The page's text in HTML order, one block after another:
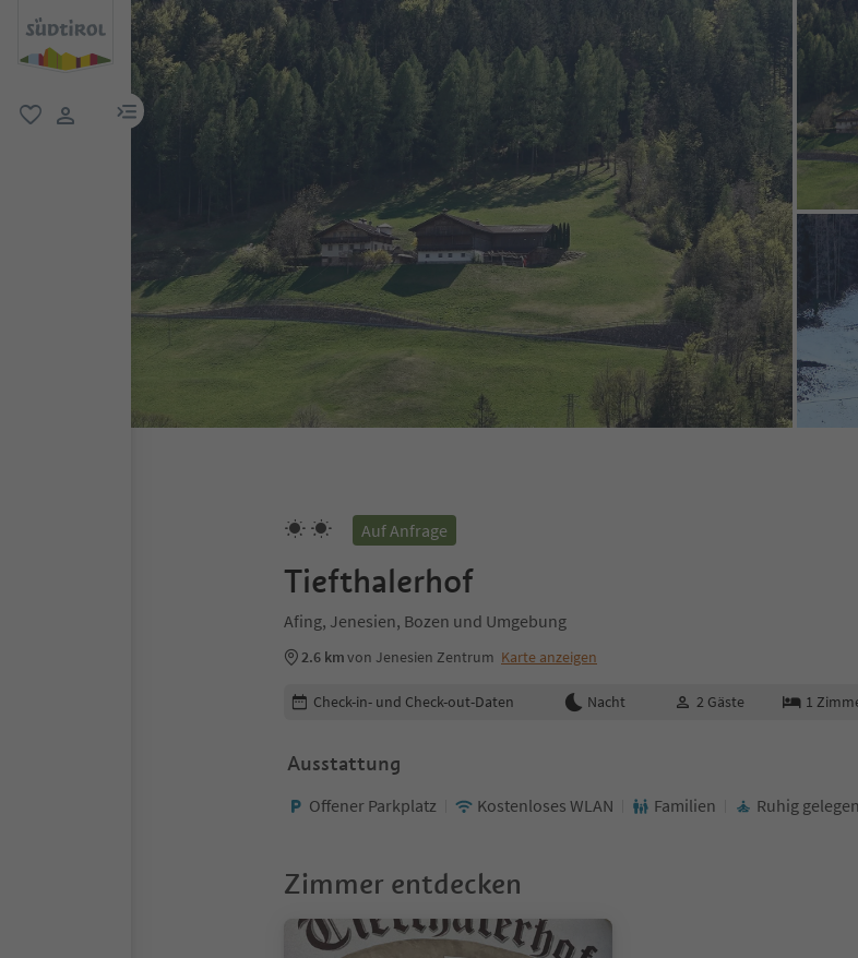
menu link
Auf Anfrage
Tiefthalerhof
Afing, Jenesien, Bozen und Umgebung
2.6 kmvon Jenesien Zentrum Karte anzeigen
Buchungsdetails bearbeiten
Check-in- und Check-out-Daten Nacht 2 Gäste 1
Ausstattung
Offener Parkplatz Kostenloses WLAN Familien Ruhig gelegen
Zimmer entdecken